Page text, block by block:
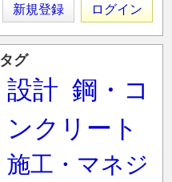
新規登録 ログイン
タグ
設計 鋼・コ
ンクリート
施工・マネジ